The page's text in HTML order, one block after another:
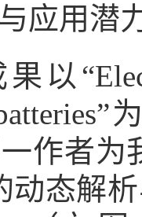
应用潜
以
一作者
动态解